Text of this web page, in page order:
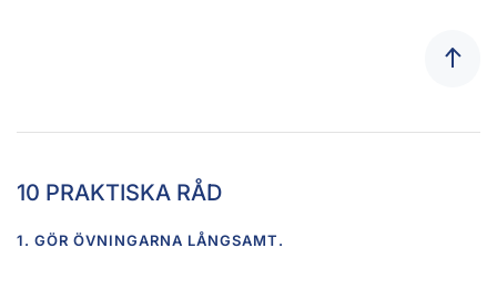
10 PRAKTISKA RÅD
1. GÖR ÖVNINGARNA LÅNGSAMT.